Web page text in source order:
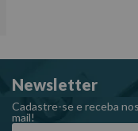
Newsletter
Cadastre-se e receba
mail!